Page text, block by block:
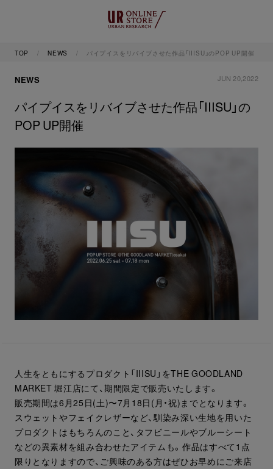
TOP NEWS パイプイスをリバイブさせた作品「IIISU」のPOP UP開催
NEWS JUN 20,2022
パイプイスをリバイブさせた作品「IIISU」の
POP UP開催
人生をともにするプロダクト「IIISU」をTHE GOODLAND
MARKET 堀江店にて、期間限定で販売いたします。
販売期間は6月25日(土)〜7月18日(月・祝)までとなります。
スウェットやフェイクレザーなど、馴染み深い生地を用いた
プロダクトはもちろんのこと、タフビニールやブルーシート
などの異素材を組み合わせたアイテムも。作品はすべて1点
限りとなりますので、ご興味のある方はぜひお早めにご来店